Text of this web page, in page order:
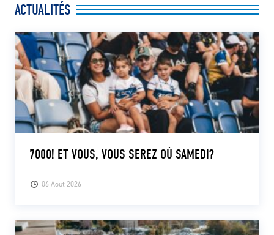
ACTUALITÉS
06 Août 2026
7000! ET VOUS, VOUS SEREZ OÙ SAMEDI?